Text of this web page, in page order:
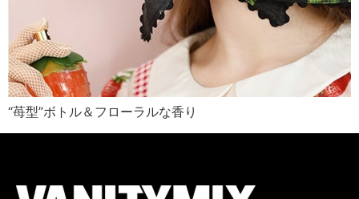
“苺型”ボトル＆フローラルな香り